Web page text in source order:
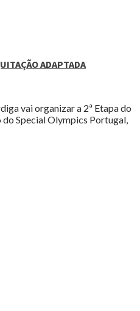
ADAPTADA
vai organizar a 2ª Etapa do
Special Olympics Portugal,